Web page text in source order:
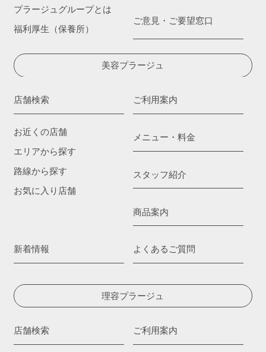
プラージュグループとは
福利厚生（保養所）
ご意見・ご要望窓口
美容プラージュ
店舗検索
お近くの店舗
エリアから探す
路線から探す
お気に入り店舗
ご利用案内
メニュー・料金
スタッフ紹介
商品案内
新着情報 よくあるご質問
理容プラージュ
店舗検索 ご利用案内